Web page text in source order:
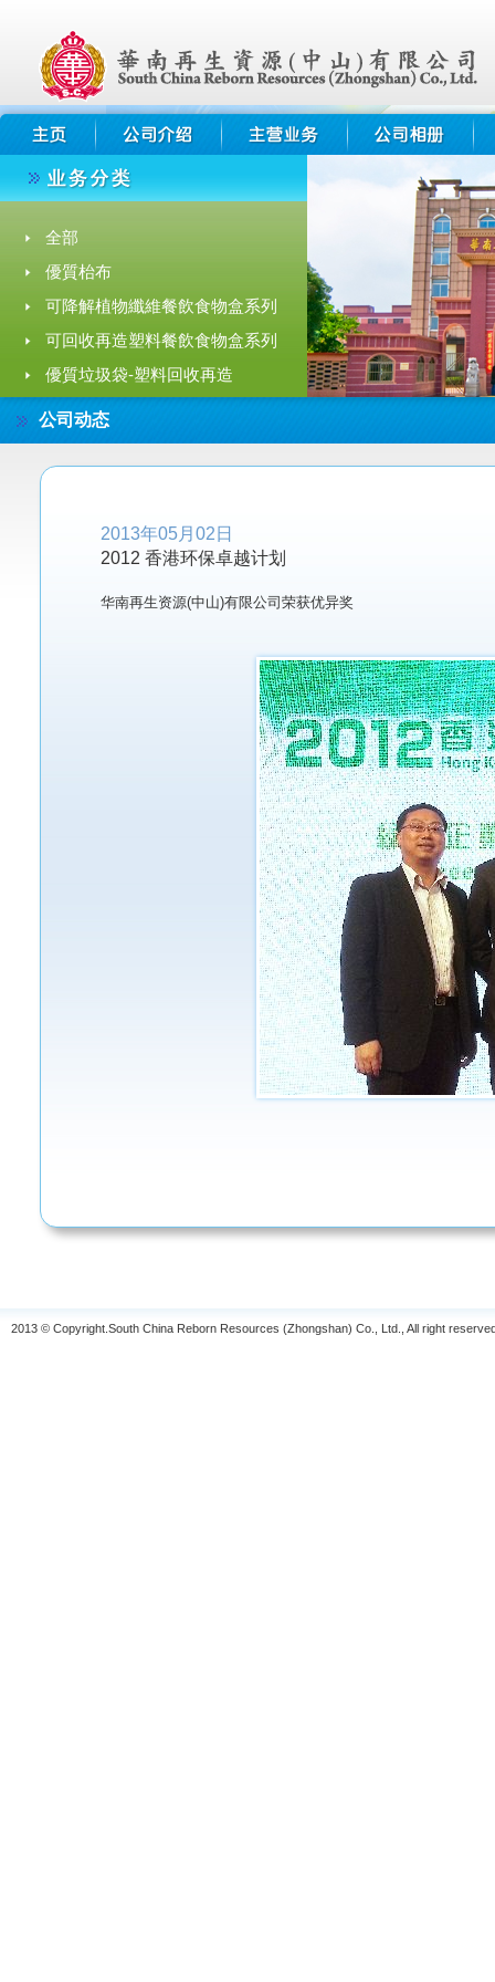
全部
優質枱布
可降解植物纖維餐飲食物盒系列
可回收再造塑料餐飲食物盒系列
優質垃圾袋-塑料回收再造
拉繩垃圾/收納袋-塑料回收再造
可降解植物纖維餐飲食物盒目錄
公司动态
2013年05月02日
2012 香港环保卓越计划
华南再生资源(中山)有限公司荣获优异奖
2013 © Copyright.South China Reborn Resources (Zhongshan) Co., Ltd., All right